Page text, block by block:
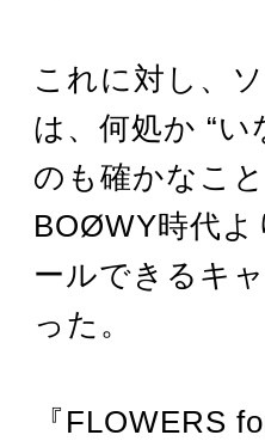
これに対し、
は、何処か “
のも確かなこ
BOØWY時代
ールできるキ
った。
『FLOWERS